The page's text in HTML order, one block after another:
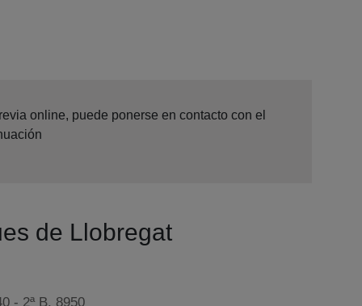
online, puede ponerse en contacto con el
de Llobregat
- 2ª B, 8950